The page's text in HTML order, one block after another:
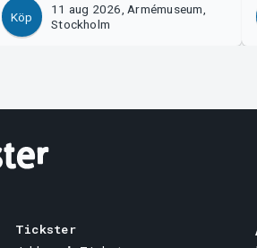
Köp
11 aug 2026, Armémuseum,
Stockholm
Tickster